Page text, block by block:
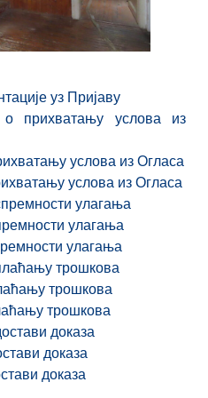
уз Пријаву
прихватању услова из
услова из Огласа
услова из Огласа
улагања
улагања
улагања
трошкова
трошкова
трошкова
доказа
доказа
доказа